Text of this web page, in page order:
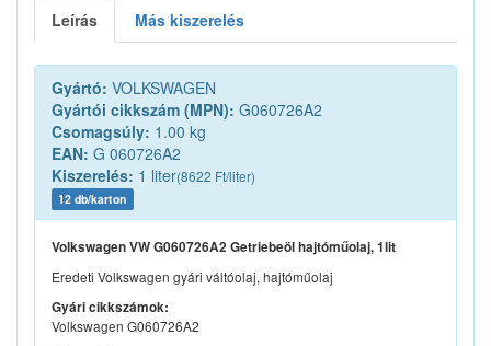
Leírás Más kiszerelés
Gyártó: VOLKSWAGEN
Gyártói cikkszám (MPN): G060726A2
Csomagsúly: 1.00 kg
EAN: G 060726A2
Kiszerelés: 1 liter(8622 Ft/liter)
12 db/karton
Volkswagen VW G060726A2 Getriebeöl hajtóműolaj, 1lit
Eredeti Volkswagen gyári váltóolaj, hajtóműolaj
Gyári cikkszámok:
Volkswagen G060726A2